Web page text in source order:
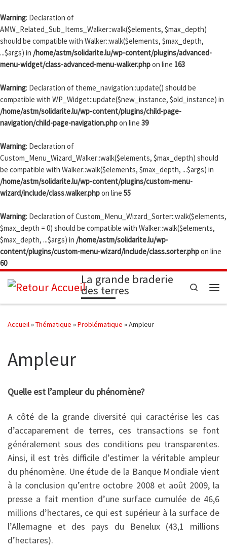
Warning: Declaration of
AMW_Related_Sub_Items_Walker::walk($elements, $max_depth)
should be compatible with Walker::walk($elements, $max_depth,
...$args) in /home/astm/solidarite.lu/wp-content/plugins/advanced-
menu-widget/class-advanced-menu-walker.phpon line 163
Warning: Declaration of theme_navigation::update() should be
compatible with WP_Widget::update($new_instance, $old_instance) in
/home/astm/solidarite.lu/wp-content/plugins/child-page-
navigation/child-page-navigation.phpon line 39
Warning: Declaration of
Custom_Menu_Wizard_Walker::walk($elements, $max_depth) should
be compatible with Walker::walk($elements, $max_depth, ...$args) in
/home/astm/solidarite.lu/wp-content/plugins/custom-menu-
wizard/include/class.walker.phpon line 55
Warning: Declaration of Custom_Menu_Wizard_Sorter::walk($elements,
$max_depth = 0) should be compatible with Walker::walk($elements,
$max_depth, ...$args) in /home/astm/solidarite.lu/wp-
content/plugins/custom-menu-wizard/include/class.sorter.phpon line
60
Passer au contenu
La grande braderie
des terres Search
Accueil»Thématique »Problématique »Ampleur
Ampleur
Quelle est l’ampleur du phénomène?
A côté de la grande diversité qui caractérise les cas
d’accaparement de terres, ces transactions se font
généralement sous des conditions peu transparentes.
Ainsi, il est très difficile d’estimer la véritable ampleur
du phénomène. Une étude de la Banque Mondiale vient
à la conclusion qu’entre octobre 2008 et août 2009, la
presse a fait mention d’une surface cumulée de 46,6
millions d’hectares, ce qui est supérieur à la surface de
l’Allemagne et des pays du Benelux (43,1 millions
d’hectares).